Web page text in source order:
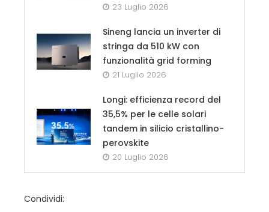
23 Luglio 2026
Sineng lancia un inverter di
stringa da 510 kW con
funzionalità grid forming
21 Luglio 2026
Longi: efficienza record del
35,5% per le celle solari
tandem in silicio cristallino-
perovskite
20 Luglio 2026
Condividi: